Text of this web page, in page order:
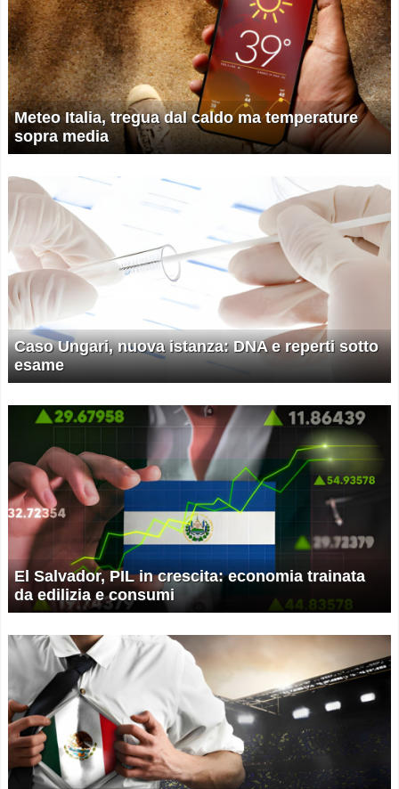
Meteo Italia, tregua dal caldo ma temperature
sopra media
Caso Ungari, nuova istanza: DNA e reperti sotto
esame
El Salvador, PIL in crescita: economia trainata
da edilizia e consumi